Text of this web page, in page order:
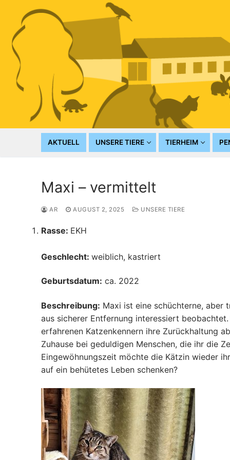
springen
AKTUELL UNSERE TIERE TIERHEIM
Maxi – vermittelt
AR AUGUST 2, 2025 UNSERE TIERE
Rasse: EKH
Geschlecht: weiblich, kastriert
Geburtsdatum: ca. 2022
Beschreibung: Maxi ist eine schüchterne, aber
aus sicherer Entfernung interessiert
erfahrenen Katzenkennern ihre Zurückhaltung
Zuhause bei geduldigen Menschen, die ihr die
Eingewöhnungszeit möchte die Kätzin wieder
auf ein behütetes Leben schenken?